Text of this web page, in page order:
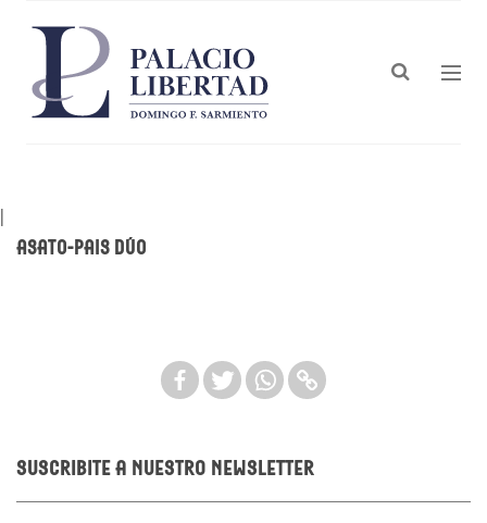
|
Asato-Pais Dúo
Suscribite a nuestro newsletter